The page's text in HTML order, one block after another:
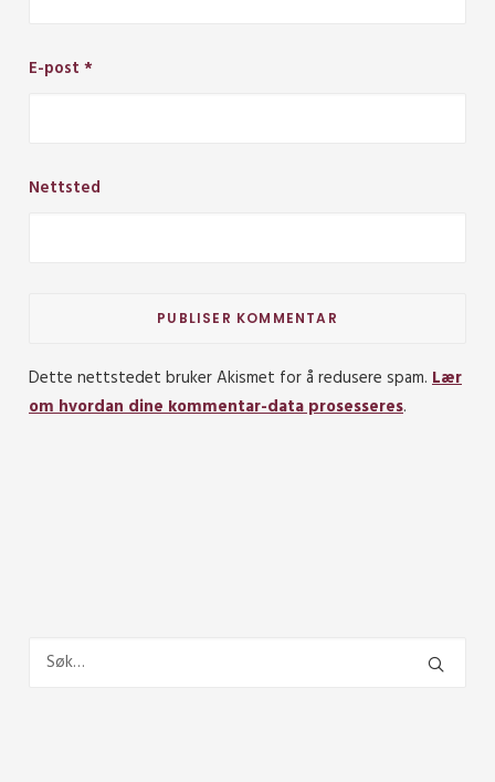
E-post *
Nettsted
Dette nettstedet bruker Akismet for å redusere spam. Lær
om hvordan dine kommentar-data prosesseres.